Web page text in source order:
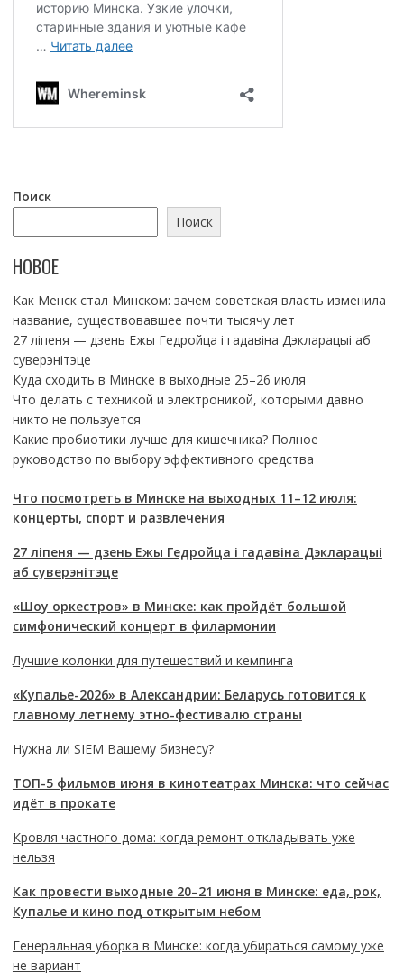
Поиск
Поиск
НОВОЕ
Как Менск стал Минском: зачем советская власть изменила
название, существовавшее почти тысячу лет
27 ліпеня — дзень Ежы Гедройца і гадавіна Дэкларацыі аб
суверэнітэце
Куда сходить в Минске в выходные 25–26 июля
Что делать с техникой и электроникой, которыми давно
никто не пользуется
Какие пробиотики лучше для кишечника? Полное
руководство по выбору эффективного средства
Что посмотреть в Минске на выходных 11–12 июля:
концерты, спорт и развлечения
27 ліпеня — дзень Ежы Гедройца і гадавіна Дэкларацыі
аб суверэнітэце
«Шоу оркестров» в Минске: как пройдёт большой
симфонический концерт в филармонии
Лучшие колонки для путешествий и кемпинга
«Купалье-2026» в Александрии: Беларусь готовится к
главному летнему этно-фестивалю страны
Нужна ли SIEM Вашему бизнесу?
ТОП-5 фильмов июня в кинотеатрах Минска: что сейчас
идёт в прокате
Кровля частного дома: когда ремонт откладывать уже
нельзя
Как провести выходные 20–21 июня в Минске: еда, рок,
Купалье и кино под открытым небом
Генеральная уборка в Минске: когда убираться самому уже
не вариант